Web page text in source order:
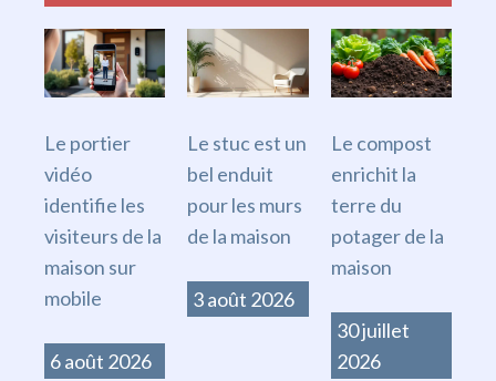
Le portier
vidéo
identifie les
visiteurs de la
maison sur
mobile
6 août 2026
Le stuc est un
bel enduit
pour les murs
de la maison
3 août 2026
Le compost
enrichit la
terre du
potager de la
maison
30 juillet
2026